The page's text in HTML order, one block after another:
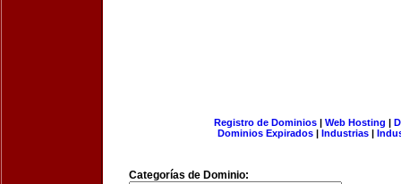
Registro de Dominios| Web Hosting |
Dominios Expirados | Industrias |
Categorías de Dominio: